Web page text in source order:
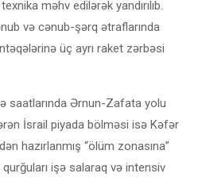
məhv edilərək yandırılıb.
və cənub-şərq ətraflarında
üç ayrı raket zərbəsi
saatlarında Ərnun-Zafata yolu
İsrail piyada bölməsi isə Kəfər
hazırlanmış “ölüm zonasına”
işə salaraq və intensiv